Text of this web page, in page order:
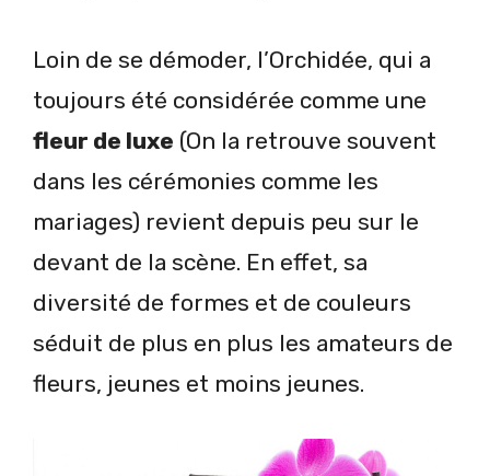
Loin de se démoder, l’Orchidée, qui a
toujours été considérée comme une
fleur de luxe (On la retrouve souvent
dans les cérémonies comme les
mariages) revient depuis peu sur le
devant de la scène. En effet, sa
diversité de formes et de couleurs
séduit de plus en plus les amateurs de
fleurs, jeunes et moins jeunes.